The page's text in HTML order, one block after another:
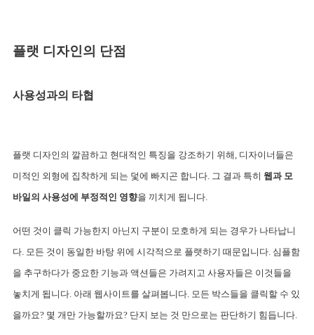
플랫 디자인의 단점
사용성과의 타협
플랫 디자인의 깔끔하고 현대적인 특징을 강조하기 위해, 디자이너들은
미적인 외형에 집착하게 되는 덫에 빠지곤 합니다. 그 결과 특히 웹과 모
바일의 사용성에 부정적인 영향을 끼치게 됩니다.
어떤 것이 클릭 가능한지 아닌지 구분이 모호하게 되는 경우가 나타납니
다. 모든 것이 동일한 바탕 위에 시각적으로 플랫하기 때문입니다. 심플함
을 추구하다가 중요한 기능과 액션들은 가려지고 사용자들은 이것들을
놓치게 됩니다. 아래 웹사이트를 살펴봅니다. 모든 박스들을 클릭할 수 있
을까요? 몇 개만 가능할까요? 단지 보는 것 만으로는 판단하기 힘듭니다.